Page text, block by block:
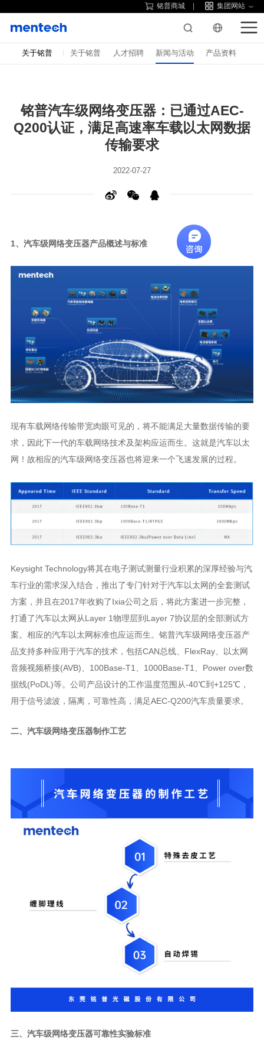
铭普商城 集团网站
关于铭普 关于铭普 人才招聘 新闻与活动 产品资料
传输要求
2022-07-27
1、汽车级网络变压器产品概述与标准
网！故相应的汽车级网络变压器也将迎来一个飞速发展的过程。
用于信号滤波，隔离，可靠性高，满足AEC-Q200汽车质量要求。
二、 汽车级网络变压器制作工艺
三、 汽车级网络变压器可靠性实验标准